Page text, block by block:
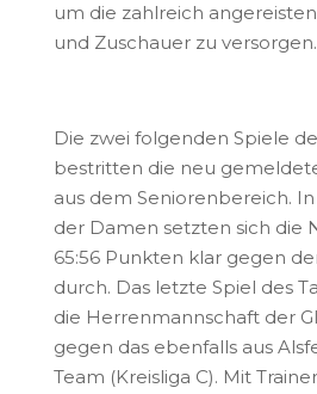
um die zahlreich
und Zuschauer zu versorgen.
Die zwei folgenden Spiele
bestritten die neu
aus dem Seniorenbereich.
der Damen setzten sich die
65:56 Punkten klar gegen
durch. Das letzte Spiel des
die Herrenmannschaft der
gegen das ebenfalls aus
Team (Kreisliga C). Mit